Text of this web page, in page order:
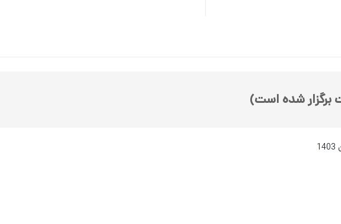
برگزار شده است)